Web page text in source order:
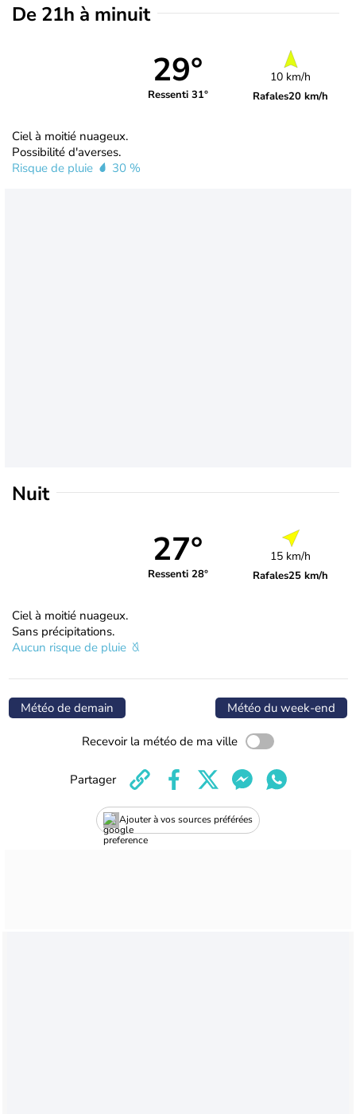
De 21h à minuit
29°
Ressenti 31°
10 km/h
Rafales20 km/h
Ciel à moitié nuageux.
Possibilité d'averses.
Risque de pluie
30 %
Nuit
27°
Ressenti 28°
15 km/h
Rafales25 km/h
Ciel à moitié nuageux.
Sans précipitations.
Aucun risque de pluie
Météo de demain Météo du week-end
Recevoir la météo de ma ville
Ajouter à vos sources préférées
Partager